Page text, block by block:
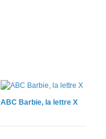
ABC Barbie, la lettre X